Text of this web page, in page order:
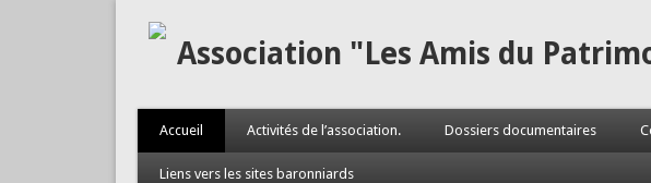
Association "Les Amis du
Accueil Activités de l’association. Dossiers documentaires
Liens vers les sites baronniards